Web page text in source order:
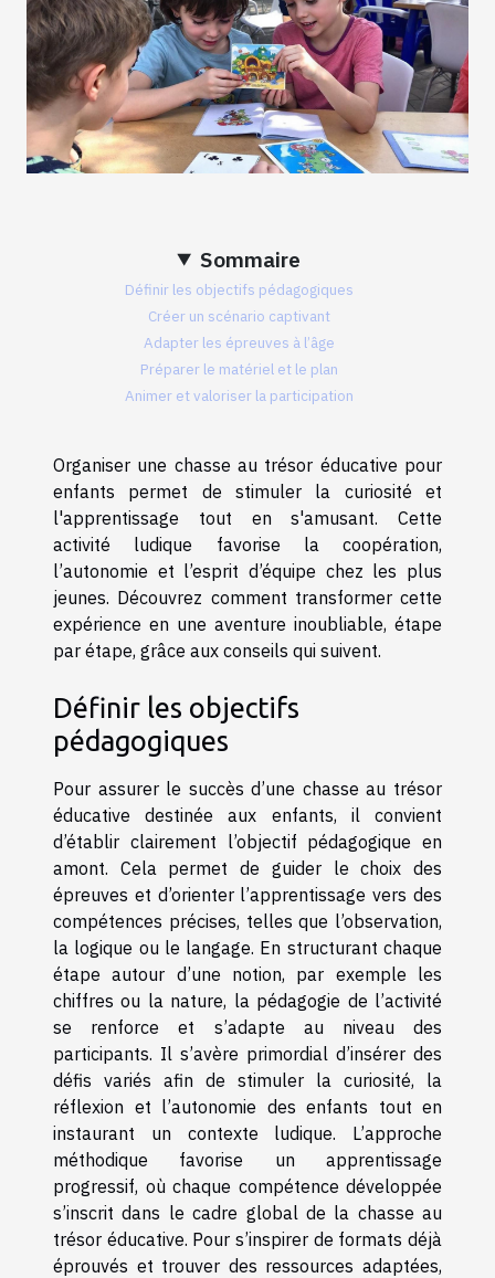
Sommaire
Définir les objectifs pédagogiques
Créer un scénario captivant
Adapter les épreuves à l’âge
Préparer le matériel et le plan
Animer et valoriser la participation
Organiser une chasse au trésor éducative pour
enfants permet de stimuler la curiosité et
l'apprentissage tout en s'amusant. Cette
activité ludique favorise la coopération,
l’autonomie et l’esprit d’équipe chez les plus
jeunes. Découvrez comment transformer cette
expérience en une aventure inoubliable, étape
par étape, grâce aux conseils qui suivent.
Définir les objectifs
pédagogiques
Pour assurer le succès d’une chasse au trésor
éducative destinée aux enfants, il convient
d’établir clairement l’objectif pédagogique en
amont. Cela permet de guider le choix des
épreuves et d’orienter l’apprentissage vers des
compétences précises, telles que l’observation,
la logique ou le langage. En structurant chaque
étape autour d’une notion, par exemple les
chiffres ou la nature, la pédagogie de l’activité
se renforce et s’adapte au niveau des
participants. Il s’avère primordial d’insérer des
défis variés afin de stimuler la curiosité, la
réflexion et l’autonomie des enfants tout en
instaurant un contexte ludique. L’approche
méthodique favorise un apprentissage
progressif, où chaque compétence développée
s’inscrit dans le cadre global de la chasse au
trésor éducative. Pour s’inspirer de formats déjà
éprouvés et trouver des ressources adaptées,